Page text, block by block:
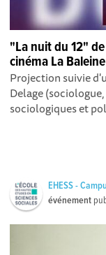
"La nuit du 12"
cinéma La Baleine
Projection suivie
Delage
sociologiques et
EHESS -
événement